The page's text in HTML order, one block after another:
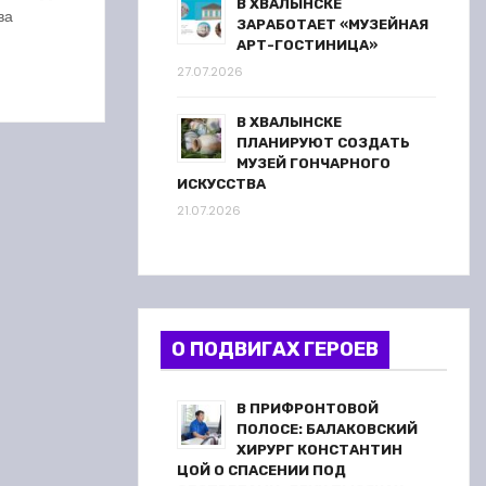
В ХВАЛЫНСКЕ
ЗАРАБОТАЕТ «МУЗЕЙНАЯ
АРТ-ГОСТИНИЦА»
27.07.2026
В ХВАЛЫНСКЕ
ПЛАНИРУЮТ СОЗДАТЬ
МУЗЕЙ ГОНЧАРНОГО
ИСКУССТВА
21.07.2026
О ПОДВИГАХ ГЕРОЕВ
В ПРИФРОНТОВОЙ
ПОЛОСЕ: БАЛАКОВСКИЙ
ХИРУРГ КОНСТАНТИН
ЦОЙ О СПАСЕНИИ ПОД